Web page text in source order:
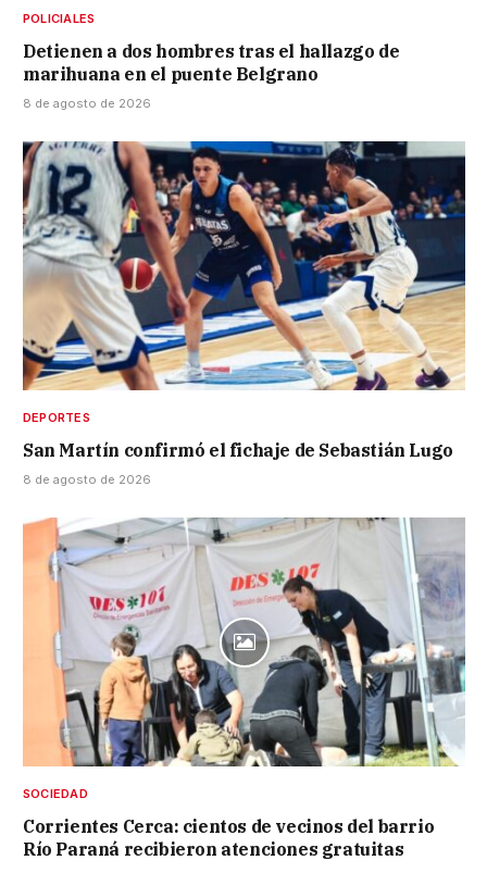
POLICIALES
Detienen a dos hombres tras el hallazgo de
marihuana en el puente Belgrano
8 de agosto de 2026
DEPORTES
San Martín confirmó el fichaje de Sebastián Lugo
8 de agosto de 2026
SOCIEDAD
Corrientes Cerca: cientos de vecinos del barrio
Río Paraná recibieron atenciones gratuitas